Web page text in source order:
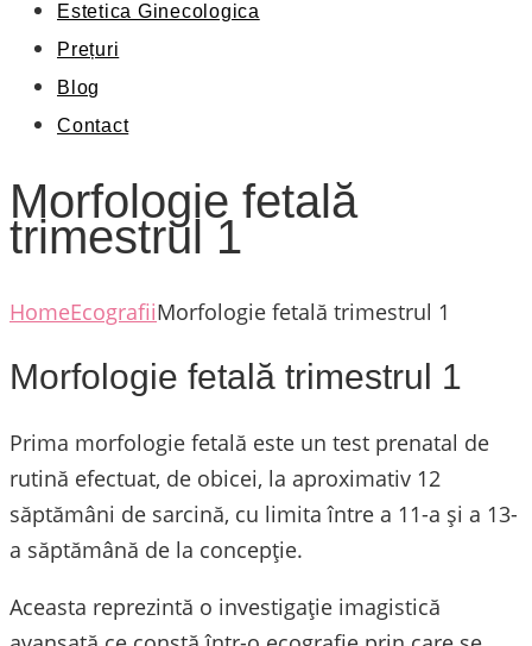
Estetica Ginecologica
Prețuri
Blog
Contact
Morfologie fetală
trimestrul 1
HomeEcografiiMorfologie fetală trimestrul 1
Morfologie fetală trimestrul 1
Prima morfologie fetală este un test prenatal de
rutină efectuat, de obicei, la aproximativ 12
săptămâni de sarcină, cu limita între a 11-a și a 13-
a săptămână de la concepție.
Aceasta reprezintă o investigație imagistică